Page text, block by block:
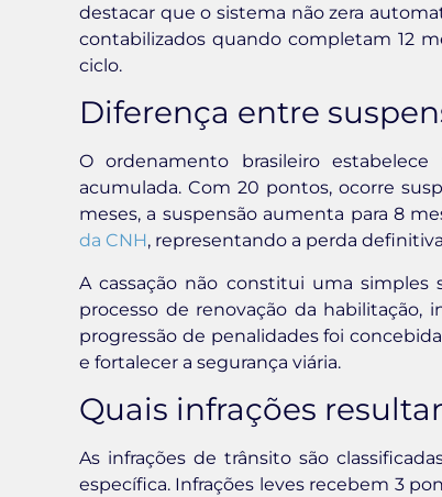
destacar que o sistema não zera
contabilizados quando completam 12
ciclo.
Diferença entre
O ordenamento brasileiro
acumulada. Com 20 pontos, ocorre
meses, a suspensão aumenta para 8
da CNH, representando a perda
A cassação não constitui uma simples
processo de renovação da habilitação,
progressão de penalidades foi
e fortalecer a segurança viária.
Quais infrações
As infrações de trânsito são
específica. Infrações leves recebem 3